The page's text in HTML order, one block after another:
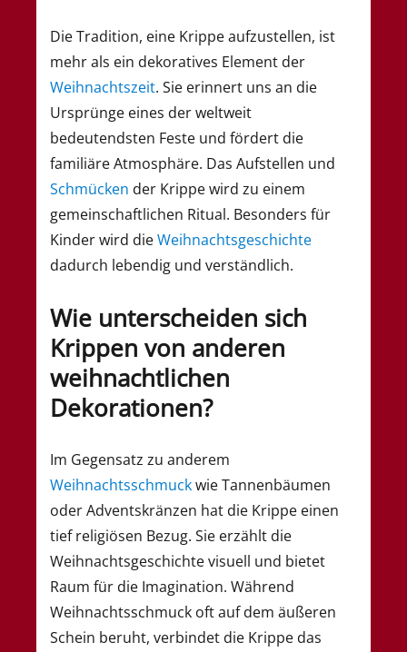
Die Tradition, eine Krippe aufzustellen, ist
mehr als ein dekoratives Element der
Weihnachtszeit. Sie erinnert uns an die
Ursprünge eines der weltweit
bedeutendsten Feste und fördert die
familiäre Atmosphäre. Das Aufstellen und
Schmücken der Krippe wird zu einem
gemeinschaftlichen Ritual. Besonders für
Kinder wird dieWeihnachtsgeschichte
dadurch lebendig und verständlich.
Wie unterscheiden sich
Krippen von anderen
weihnachtlichen
Dekorationen?
Im Gegensatz zu anderem
Weihnachtsschmuckwie Tannenbäumen
oder Adventskränzen hat die Krippe einen
tief religiösen Bezug. Sie erzählt die
Weihnachtsgeschichte visuell und bietet
Raum für die Imagination. Während
Weihnachtsschmuck oft auf dem äußeren
Schein beruht, verbindet die Krippe das